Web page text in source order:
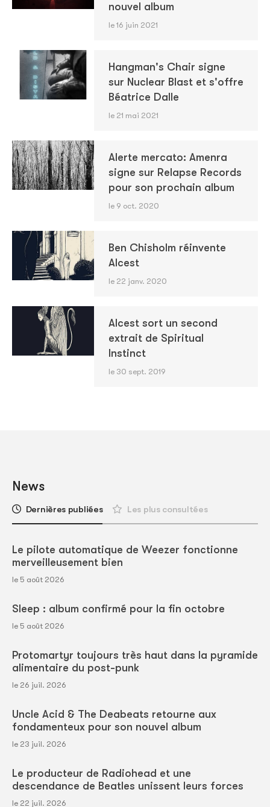
nouvel album
le 16 juin 2021
Hangman's Chair signe
sur Nuclear Blast et s'offre
Béatrice Dalle
le 21 mai 2021
Alerte mercato: Amenra
signe sur Relapse Records
pour son prochain album
le 9 oct. 2020
Ben Chisholm réinvente
Alcest
le 22 janv. 2020
Alcest sort un second
extrait de Spiritual
Instinct
le 30 sept. 2019
News
Dernières publiées Les plus consultées
Le pilote automatique de Weezer fonctionne
merveilleusement bien
le 5 août 2026
Sleep : album confirmé pour la fin octobre
le 5 août 2026
Protomartyr toujours très haut dans la pyramide
alimentaire du post-punk
le 26 juil. 2026
Uncle Acid & The Deabeats retourne aux
fondamenteux pour son nouvel album
le 23 juil. 2026
Le producteur de Radiohead et une
descendance de Beatles unissent leurs forces
le 22 juil. 2026